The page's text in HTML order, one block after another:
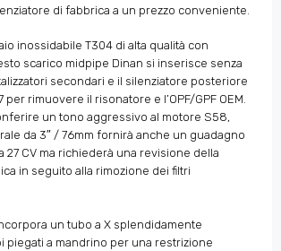
di fabbrica a un prezzo conveniente.
inossidabile T304 di alta qualità con
scarico midpipe Dinan si inserisce senza
secondari e il silenziatore posteriore
per rimuovere il risonatore e l’OPF/GPF OEM.
un tono aggressivo al motore S58,
da 3″ / 76mm fornirà anche un guadagno
27 CV ma richiederà una revisione della
in seguito alla rimozione dei filtri
un tubo a X splendidamente
piegati a mandrino per una restrizione